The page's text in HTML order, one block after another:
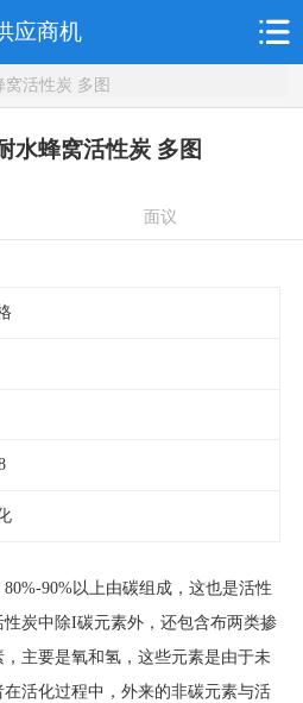
应商机
活性炭 多图
水蜂窝活性炭 多图
面议
90%以上由碳组成，这也是活性
炭中除I碳元素外，还包含布两类掺
主要是氧和氢，这些元素是由于未
活化过程中，外来的非碳元素与活